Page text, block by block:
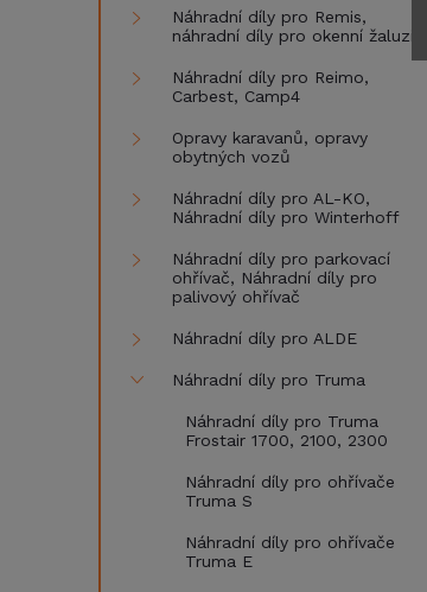
Náhradní díly pro Remis,
náhradní díly pro okenní žaluzie
Náhradní díly pro Reimo,
Carbest, Camp4
Opravy karavanů, opravy
obytných vozů
Náhradní díly pro AL-KO,
Náhradní díly pro Winterhoff
Náhradní díly pro parkovací
ohřívač, Náhradní díly pro
palivový ohřívač
Náhradní díly pro ALDE
Náhradní díly pro Truma
Náhradní díly pro Truma
Frostair 1700, 2100, 2300
Náhradní díly pro ohřívače
Truma S
Náhradní díly pro ohřívače
Truma E